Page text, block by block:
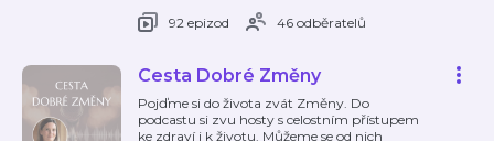
92 epizod
46 odběratelů
Cesta Dobré Změny
Pojďme si do života zvát Změny. Do
podcastu si zvu hosty s celostním přístupem
ke zdraví i k životu. Můžeme se od nich